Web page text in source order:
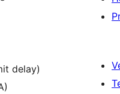
delay)